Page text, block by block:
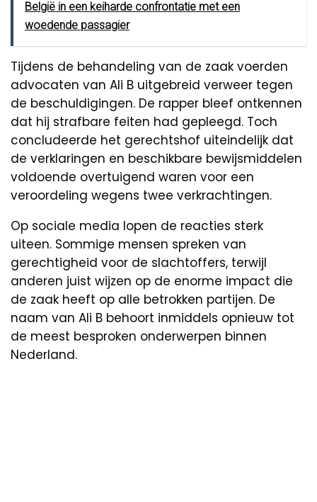
België in een keiharde confrontatie met een
woedende passagier
Tijdens de behandeling van de zaak voerden
advocaten van Ali B uitgebreid verweer tegen
de beschuldigingen. De rapper bleef ontkennen
dat hij strafbare feiten had gepleegd. Toch
concludeerde het gerechtshof uiteindelijk dat
de verklaringen en beschikbare bewijsmiddelen
voldoende overtuigend waren voor een
veroordeling wegens twee verkrachtingen.
Op sociale media lopen de reacties sterk
uiteen. Sommige mensen spreken van
gerechtigheid voor de slachtoffers, terwijl
anderen juist wijzen op de enorme impact die
de zaak heeft op alle betrokken partijen. De
naam van Ali B behoort inmiddels opnieuw tot
de meest besproken onderwerpen binnen
Nederland.